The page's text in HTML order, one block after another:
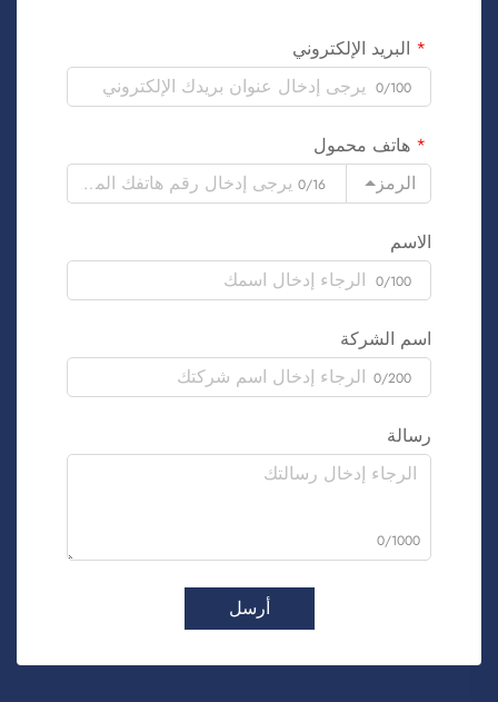
البريد الإلكتروني
0/100
هاتف محمول
الرمز
0/16
الاسم
0/100
اسم الشركة
0/200
رسالة
0/1000
أرسل